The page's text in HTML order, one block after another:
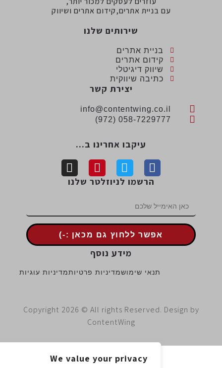
We value your privacy
עם בניית אתרים,קידום אתרים ושיווק
שירותים שלנו
בניית אתרים
קידום אתרים
שיווק דיגיטלי
כתיבה שיווקית
יצירת קשר
info@contentwing.co.il
058-7229777 (972)
עיקבו אחרינו ב...
הרשמו לניוזלטר שלנו
אפשר ללחוץ גם מכאן :-)
מידע נוסף
תנאי שימושמדיניות פרטיותמדיניות עוגיות
Copyright 2026 © All rights Reserved. Design
ContentWing